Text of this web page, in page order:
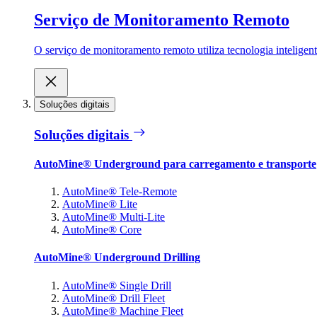
Serviço de Monitoramento Remoto
O serviço de monitoramento remoto utiliza tecnologia
Soluções digitais
Soluções digitais
AutoMine® Underground para carregamento e transporte
AutoMine® Tele-Remote
AutoMine® Lite
AutoMine® Multi-Lite
AutoMine® Core
AutoMine® Underground Drilling
AutoMine® Single Drill
AutoMine® Drill Fleet
AutoMine® Machine Fleet